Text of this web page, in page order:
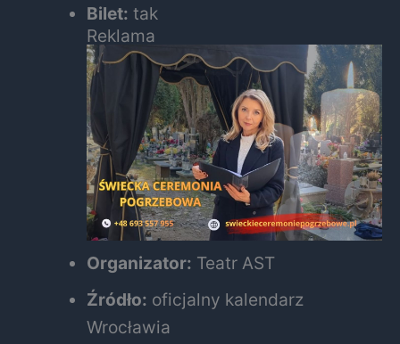
Bilet: tak
Reklama
Organizator: Teatr AST
Źródło: oficjalny kalendarz
Wrocławia